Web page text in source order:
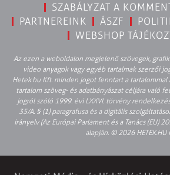
SZABÁLYZAT A
PARTNEREINK
ÁSZF
WEBSHOP
Az ezen a weboldalon megjelenő szövegek,
video anyagok vagy egyéb tartalmak szerzői
Hetek.hu Kft. minden jogot fenntart a tartalommal
tartalom szöveg- és adatbányászat céljára való
jogról szóló 1999. évi LXXVI. törvény
35/A. § (1) paragrafusa és a digitális
irányelv (Az Európai Parlament és a Tanács (EU)
alapján. © 2026 HETEK.HU